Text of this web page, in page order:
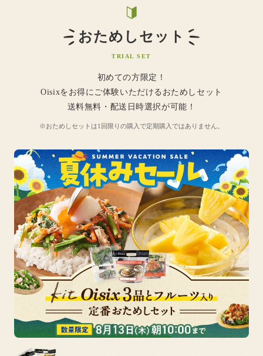
おためしセット
TRIAL SET
初めての方限定！
Oisixをお得にご体験いただけるおためしセット
送料無料・配送日時選択が可能！
※おためしセットは1回限りの購入で定期購入ではありません。